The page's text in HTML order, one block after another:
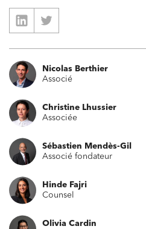
Nicolas Berthier
Associé
Christine Lhussier
Associée
Sébastien Mendès-Gil
Associé fondateur
Hinde Fajri
Counsel
Olivia Cardin